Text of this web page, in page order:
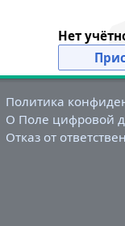
Нет
Политика
О Поле цифровой
Отказ от